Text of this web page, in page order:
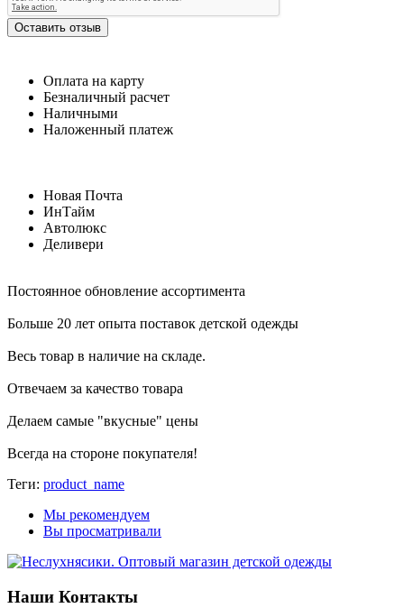
Оставить отзыв
Оплата на карту
Безналичный расчет
Наличными
Наложенный платеж
Новая Почта
ИнТайм
Автолюкс
Деливери
Постоянное обновление ассортимента
Больше 20 лет опыта поставок детской одежды
Весь товар в наличие на складе.
Отвечаем за качество товара
Делаем самые "вкусные" цены
Всегда на стороне покупателя!
Теги: product_name
Мы рекомендуем
Вы просматривали
Наши Контакты